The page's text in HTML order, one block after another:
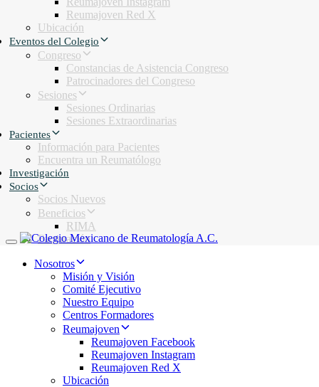
Reumajoven Red X
Ubicación
Eventos del Colegio
Congreso
Constancias de Asistencia Congreso
Patrocinadores del Congreso
Sesiones
Sesiones Ordinarias
Sesiones Extraordinarias
Pacientes
Información para Pacientes
Encuentra un Reumatólogo
Investigación
Socios
Socios Nuevos
Beneficios
RIMA
Facturación
Toggle navigation
Nosotros
Misión y Visión
Comité Ejecutivo
Nuestro Equipo
Centros Formadores
Reumajoven
Reumajoven Facebook
Reumajoven Instagram
Reumajoven Red X
Ubicación